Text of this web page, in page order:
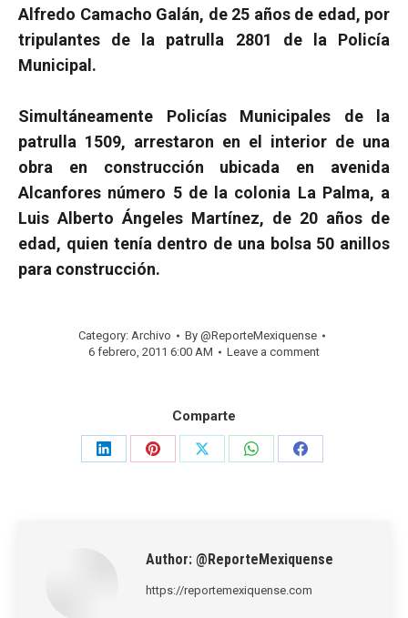
Alfredo Camacho Galán, de 25 años de edad, por
tripulantes de la patrulla 2801 de la Policía
Municipal.
Simultáneamente Policías Municipales de la
patrulla 1509, arrestaron en el interior de una
obra en construcción ubicada en avenida
Alcanfores número 5 de la colonia La Palma, a
Luis Alberto Ángeles Martínez, de 20 años de
edad, quien tenía dentro de una bolsa 50 anillos
para construcción.
Category: Archivo By @ReporteMexiquense
6 febrero, 2011 6:00 AM
Leave a comment
Comparte
Share
Share
Share
Share
Share
Author: @ReporteMexiquense
https://reportemexiquense.com